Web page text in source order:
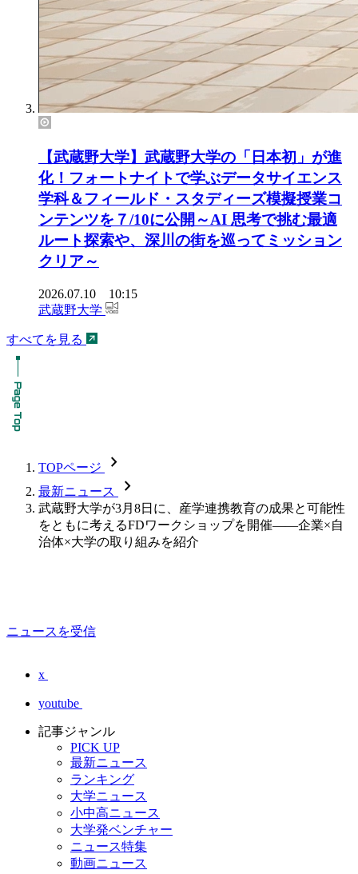
【武蔵野大学】武蔵野大学の「日本初」が進
化！フォートナイトで学ぶデータサイエンス
学科＆フィールド・スタディーズ模擬授業コ
ンテンツを７/10に公開～AI 思考で挑む最適
ルート探索や、深川の街を巡ってミッション
クリア～
2026.07.10 10:15
武蔵野大学
すべてを見る
TOPページ chevron_forward
最新ニュース chevron_forward
武蔵野大学が3月8日に、産学連携教育の成果と可能性
をともに考えるFDワークショップを開催――企業×自
治体×大学の取り組みを紹介
ニュースを受信
x
youtube
記事ジャンル
PICK UP
最新ニュース
ランキング
大学ニュース
小中高ニュース
大学発ベンチャー
ニュース特集
動画ニュース